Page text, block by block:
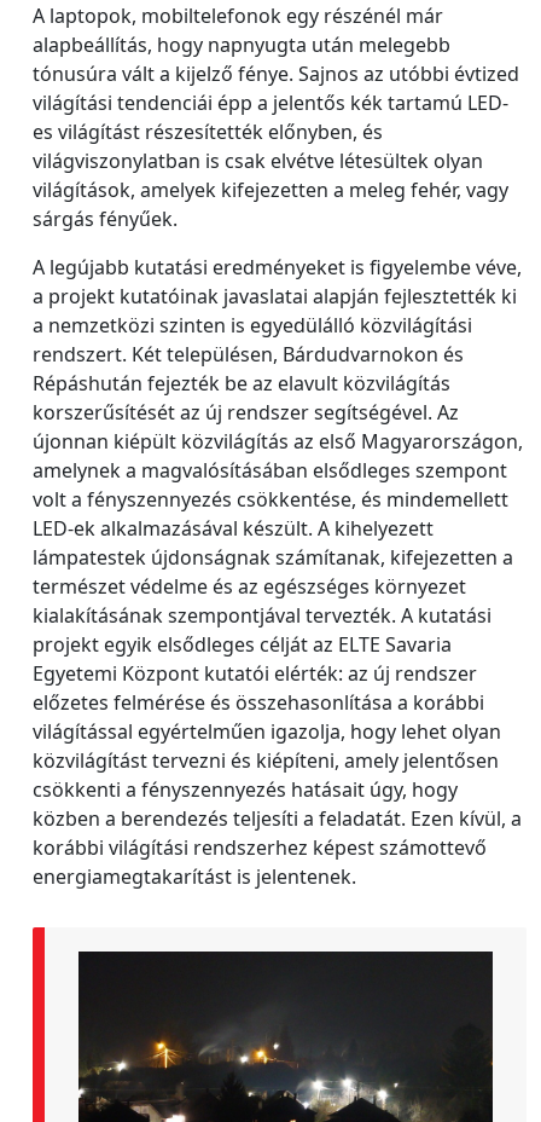
A laptopok, mobiltelefonok egy részénél már
alapbeállítás, hogy napnyugta után melegebb
tónusúra vált a kijelző fénye. Sajnos az utóbbi évtized
világítási tendenciái épp a jelentős kék tartamú LED-
es világítást részesítették előnyben, és
világviszonylatban is csak elvétve létesültek olyan
világítások, amelyek kifejezetten a meleg fehér, vagy
sárgás fényűek.
A legújabb kutatási eredményeket is figyelembe véve,
a projekt kutatóinak javaslatai alapján fejlesztették ki
a nemzetközi szinten is egyedülálló közvilágítási
rendszert. Két településen, Bárdudvarnokon és
Répáshután fejezték be az elavult közvilágítás
korszerűsítését az új rendszer segítségével. Az
újonnan kiépült közvilágítás az első Magyarországon,
amelynek a magvalósításában elsődleges szempont
volt a fényszennyezés csökkentése, és mindemellett
LED-ek alkalmazásával készült. A kihelyezett
lámpatestek újdonságnak számítanak, kifejezetten a
természet védelme és az egészséges környezet
kialakításának szempontjával tervezték. A kutatási
projekt egyik elsődleges célját az ELTE Savaria
Egyetemi Központ kutatói elérték: az új rendszer
előzetes felmérése és összehasonlítása a korábbi
világítással egyértelműen igazolja, hogy lehet olyan
közvilágítást tervezni és kiépíteni, amely jelentősen
csökkenti a fényszennyezés hatásait úgy, hogy
közben a berendezés teljesíti a feladatát. Ezen kívül, a
korábbi világítási rendszerhez képest számottevő
energiamegtakarítást is jelentenek.